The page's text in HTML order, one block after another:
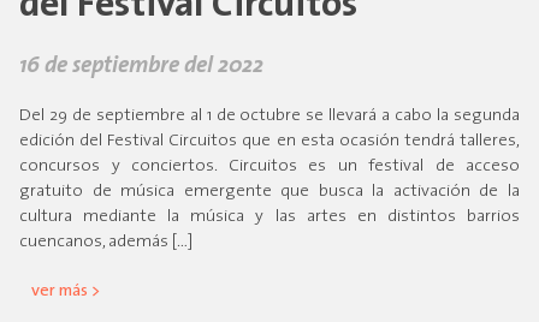
16 de septiembre del 2022
Del 29 de septiembre al 1 de octubre se llevará a cabo la segunda
edición del Festival Circuitos que en esta ocasión tendrá talleres,
concursos y conciertos. Circuitos es un festival de acceso
gratuito de música emergente que busca la activación de la
cultura mediante la música y las artes en distintos barrios
cuencanos, además […]
ver más >